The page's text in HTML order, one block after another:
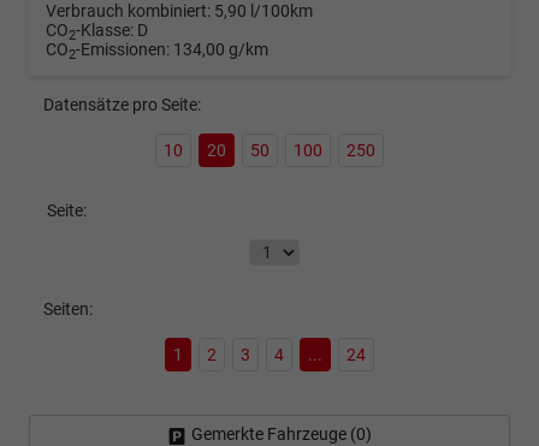
Verbrauch kombiniert: 5,90 l/100km
CO2-Klasse: D
CO2-Emissionen: 134,00 g/km
Datensätze pro Seite:
10 20 50 100 250
Seite:
Seiten:
1 2 3 4 ... 24
Gemerkte Fahrzeuge (0)